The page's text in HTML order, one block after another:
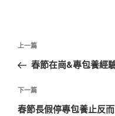
文
導
覽
上
一
文
章
上一篇
春節在崗&專包養經
下
一
下一篇
春節長假停專包養止反